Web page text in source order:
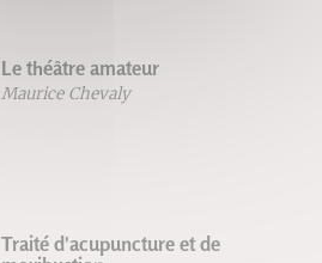
Le théâtre amateur
Maurice Chevaly
Traité d'acupuncture et de